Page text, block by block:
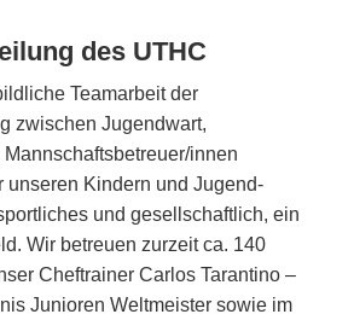
des UTHC
Teamarbeit der
zwischen Jugendwart,
innen
unseren Kindern und Jugend­
und gesell­schaftlich, ein
Wir betreuen zurzeit ca. 140
Cheftrainer Carlos Tarantino –
Junioren Weltmeister sowie im